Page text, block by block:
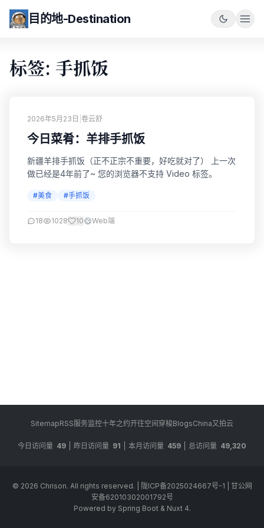
目的地-Destination
标签: 手抓饭
2026年5月23日 卷云舒
今日菜肴：羊排手抓饭
新疆羊排手抓饭（正不正宗不重要，好吃就对了） 上一次
做已经是4年前了~ 您的浏览器不支持 Video 标签。
#美食 #手抓饭
18 1028 10 Web端
SitemapRSS服务监控十年之约开往空间穿梭BlogsChina又拍云
今日访问量 49 昨日访问量 91 本月访问量 459 总访问量 49,320
© 2026 Chrison. All rights reserved. 陇ICP备2025024667号-1
甘公网
安备62010302001792号
Powered by Spring Boot & Nuxt 4.